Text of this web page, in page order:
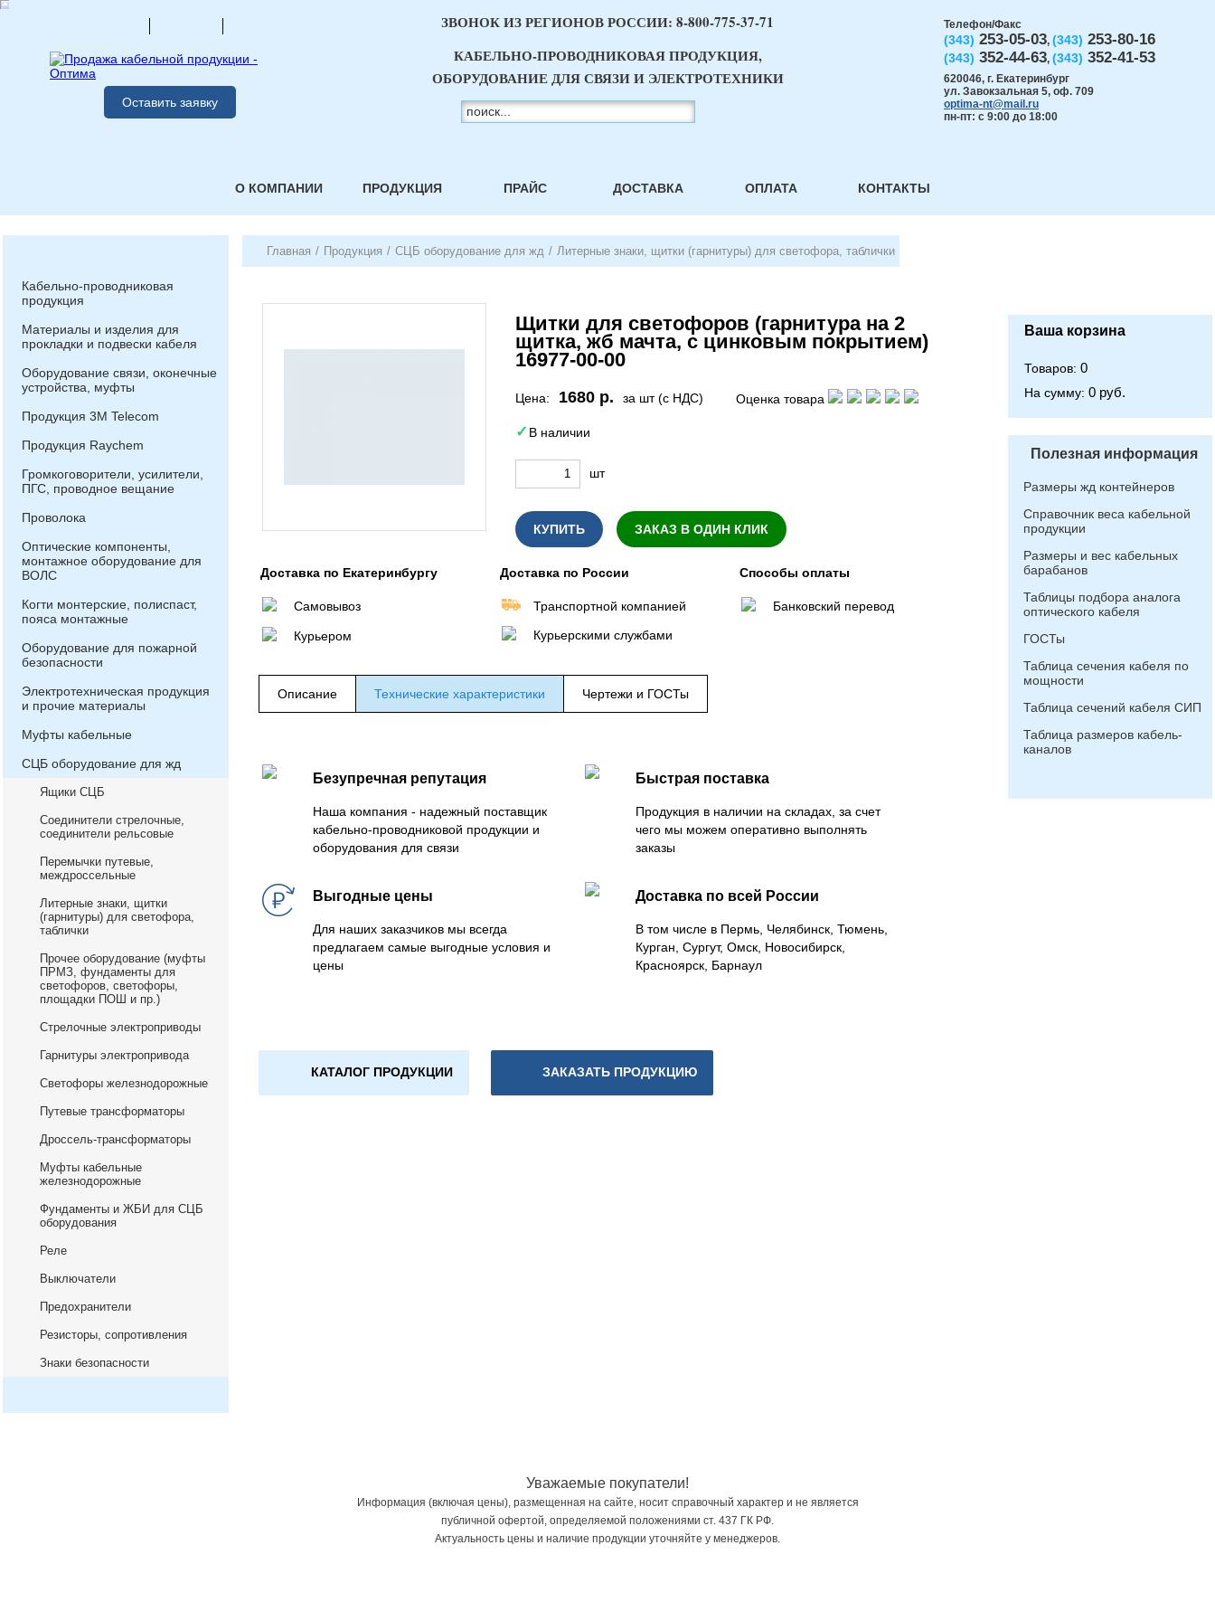
Оставить заявку
Телефон/Факс
(343) 253-05-03, (343) 253-80-16
(343) 352-44-63, (343) 352-41-53
620046, г. Екатеринбург
ул. Завокзальная 5, оф. 709
optima-nt@mail.ru
пн-пт: с 9:00 до 18:00
ЗВОНОК ИЗ РЕГИОНОВ РОССИИ: 8-800-775-37-71
КАБЕЛЬНО-ПРОВОДНИКОВАЯ ПРОДУКЦИЯ,
ОБОРУДОВАНИЕ ДЛЯ СВЯЗИ И ЭЛЕКТРОТЕХНИКИ
О КОМПАНИИ ПРОДУКЦИЯ ПРАЙС ДОСТАВКА ОПЛАТА КОНТАКТЫ
Кабельно-проводниковая
продукция
Материалы и изделия для
прокладки и подвески кабеля
Оборудование связи, оконечные
устройства, муфты
Продукция 3М Telecom
Продукция Raychem
Громкоговорители, усилители,
ПГС, проводное вещание
Проволока
Оптические компоненты,
монтажное оборудование для
ВОЛС
Когти монтерские, полиспаст,
пояса монтажные
Оборудование для пожарной
безопасности
Электротехническая продукция
и прочие материалы
Муфты кабельные
СЦБ оборудование для жд
Ящики СЦБ
Соединители стрелочные,
соединители рельсовые
Перемычки путевые,
междроссельные
Литерные знаки, щитки
(гарнитуры) для светофора,
таблички
Прочее оборудование (муфты
ПРМЗ, фундаменты для
светофоров, светофоры,
площадки ПОШ и пр.)
Стрелочные электроприводы
Гарнитуры электропривода
Светофоры железнодорожные
Путевые трансформаторы
Дроссель-трансформаторы
Муфты кабельные
железнодорожные
Фундаменты и ЖБИ для СЦБ
оборудования
Реле
Выключатели
Предохранители
Резисторы, сопротивления
Знаки безопасности
Главная / Продукция / СЦБ оборудование для жд / Литерные знаки, щитки (гарнитуры) для светофора, таблички
Щитки для светофоров (гарнитура на 2
щитка, жб мачта, с цинковым покрытием)
16977-00-00
Цена: 1680 р. за шт (с НДС) Оценка товара
В наличии
шт
КУПИТЬ ЗАКАЗ В ОДИН КЛИК
Доставка по Екатеринбургу
Самовывоз
Курьером
Доставка по России
Транспортной компанией
Курьерскими службами
Способы оплаты
Банковский перевод
Описание Технические характеристики Чертежи и ГОСТы
Безупречная репутация
Наша компания - надежный поставщик
кабельно-проводниковой продукции и
оборудования для связи
Быстрая поставка
Продукция в наличии на складах, за счет
чего мы можем оперативно выполнять
заказы
Выгодные цены
Для наших заказчиков мы всегда
предлагаем самые выгодные условия и
цены
Доставка по всей России
В том числе в Пермь, Челябинск, Тюмень,
Курган, Сургут, Омск, Новосибирск,
Красноярск, Барнаул
КАТАЛОГ ПРОДУКЦИИ ЗАКАЗАТЬ ПРОДУКЦИЮ
Ваша корзина
Товаров: 0
На сумму: 0 руб.
Полезная информация
Размеры жд контейнеров
Справочник веса кабельной
продукции
Размеры и вес кабельных
барабанов
Таблицы подбора аналога
оптического кабеля
ГОСТы
Таблица сечения кабеля по
мощности
Таблица сечений кабеля СИП
Таблица размеров кабель-
каналов
Уважаемые покупатели!
Информация (включая цены), размещенная на сайте, носит справочный характер и не является
публичной офертой, определяемой положениями ст. 437 ГК РФ.
Актуальность цены и наличие продукции уточняйте у менеджеров.